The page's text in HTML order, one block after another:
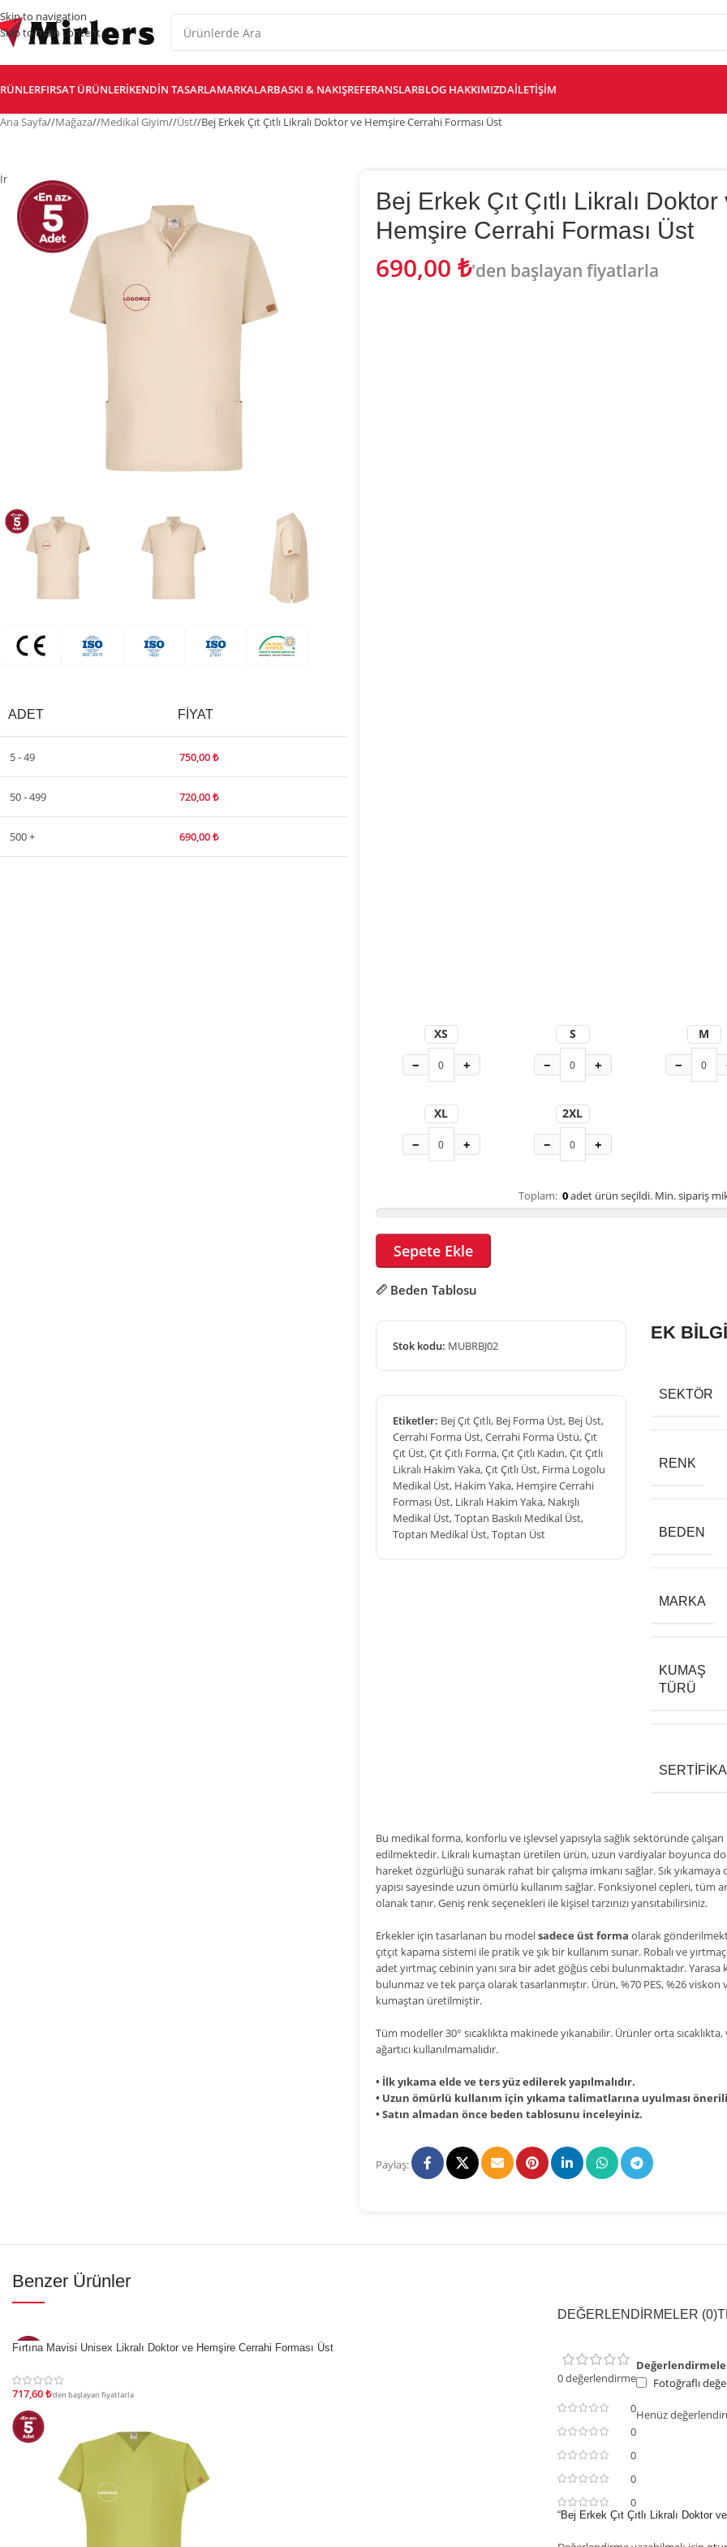
Skip to navigation
Skip to main content
FIRSAT ÜRÜNLERIKENDIN TASARLAMARKALARBASKI & NAKIŞREFERANSLARBLOG HAKKIMIZDAİLETIŞIM
Ana Sayfa/ Mağaza/ Medikal Giyim/ Üst/ Bej Erkek Çıt Çıtlı Likralı Doktor ve Hemşire Cerrahi Forması Üst
İndirim
ADET FIYAT
5 - 49 750,00₺
50 - 499 720,00₺
500 + 690,00₺
Bej Erkek Çıt Çıtlı Likralı Doktor
Hemşire Cerrahi Forması Üst
690,00 ₺'den başlayan fiyatlarla
XS
− +
S
− +
M
−
XL
− +
2XL
− +
Toplam: 0 adet ürün seçildi. Min. sipariş
Sepete Ekle
Beden Tablosu
Stok kodu: MUBRBJ02
Etiketler: Bej Çıt Çıtlı, Bej Forma Üst, Bej Üst,
Cerrahi Forma Üst,Cerrahi Forma Üstü,Çıt
Çıt Üst,Çıt Çıtlı Forma,Çıt Çıtlı Kadın,Çıt Çıtlı
Likralı Hakim Yaka,Çıt Çıtlı Üst, Firma Logolu
Medikal Üst, Hakim Yaka, Hemşire Cerrahi
Forması Üst, Likralı Hakim Yaka, Nakışlı
Medikal Üst,Toptan Baskılı Medikal Üst,
Toptan Medikal Üst,Toptan Üst
EK
SEKTÖR
RENK
BEDEN
MARKA
KUMAŞ
TÜRÜ
Bu medikal forma, konforlu ve işlevsel yapısıyla sağlık sektöründe
edilmektedir. Likralı kumaştan üretilen ürün, uzun vardiyalar boyunca
hareket özgürlüğü sunarak rahat bir çalışma imkanı sağlar. Sık
yapısı sayesinde uzun ömürlü kullanım sağlar. Fonksiyonel cepleri, tüm
olanak tanır. Geniş renk seçenekleri ile kişisel tarzınızı yansıtabilirsiniz.
Erkekler için tasarlanan bu modelsadece üst forma olarak
çıtçıt kapama sistemi ile pratik ve şık bir kullanım sunar. Robalı ve
adet yırtmaç cebinin yanı sıra bir adet göğüs cebi bulunmaktadır.
bulunmaz ve tek parça olarak tasarlanmıştır. Ürün, %70 PES, %26 viskon
kumaştan üretilmiştir.
Tüm modeller 30° sıcaklıkta makinede yıkanabilir. Ürünler orta
ağartıcı kullanılmamalıdır.
• İlk yıkama elde ve ters yüz edilerek yapılmalıdır.
• Uzun ömürlü kullanım için yıkama talimatlarına uyulması
• Satın almadan önce beden tablosunu inceleyiniz.
Paylaş:
Benzer Ürünler
İndirim
Fırtına Mavisi Unisex Likralı Doktor ve Hemşire Cerrahi Forması Üst
717,60₺'den başlayan fiyatlarla
DEĞERLENDIRMELER (0)
0 değerlendirme
0
0
0
0
0
Fotoğraflı
Henüz
“Bej Erkek Çıt Çıtlı Likralı Doktor